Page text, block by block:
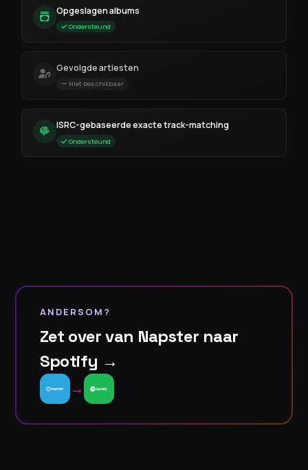
Opgeslagen albums
Ondersteund
Gevolgde artiesten
Niet beschikbaar
ISRC-gebaseerde exacte track-matching
Ondersteund
ANDERSOM?
Zet over van Napster naar
Spotify →
→